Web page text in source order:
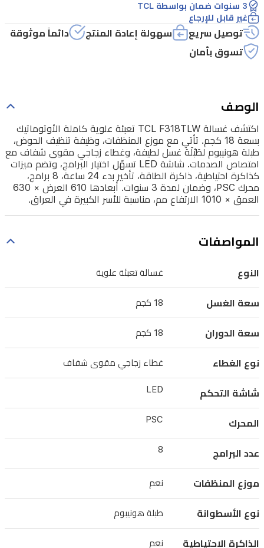
المنظفات،
وظيفة
تنظيف
الحوض،
لطَبْلَة
غسل
لطيفة،
وغطاء
زجاجي
مقوى
مع
الصدمات.
LED
تسهّل
اختيار
ميزات
كذاكرة
احتياطية،
تأخير
بدء
24
ساعة،
8
3 سنوات ضمان بواسطة TCL
غير قابل للإرجاع
توصيل سريع سهولة إعادة المنتج
دائماً موثوقة
تسوق بأمان
الوصف
اكتشف غسالة TCL F318TLW تعبئة علوية كاملة الأوتوماتيك
بسعة 18 كجم. تأتي مع موزع المنظفات، وظيفة تنظيف الحوض،
طبلة هونيبوم لطَبْلَة غسل لطيفة، وغطاء زجاجي مقوى شفاف مع
امتصاص الصدمات. شاشة LED تسهّل اختيار البرامج، وتضم ميزات
كذاكرة احتياطية، ذاكرة الطاقة، تأخير بدء 24 ساعة، 8 برامج،
محرك PSC، وضمان لمدة 3 سنوات. أبعادها 610 العرض × 630
العمق × 1010 الارتفاع مم، مناسبة للأسر الكبيرة في العراق.
المواصفات
النوع غسالة تعبئة علوية
سعة الغسل 18 كجم
سعة الدوران 18 كجم
نوع الغطاء غطاء زجاجي مقوى شفاف
شاشة التحكم LED
المحرك PSC
عدد البرامج 8
موزع المنظفات نعم
نوع الأسطوانة طبلة هونيبوم
الذاكرة الاحتياطية نعم